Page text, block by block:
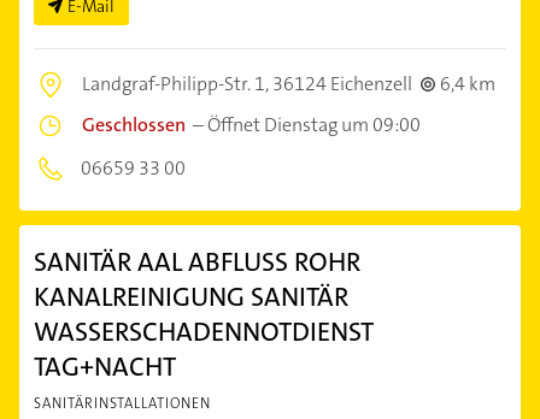
E-Mail
Landgraf-Philipp-Str. 1,36124 Eichenzell
6,4 km
Geschlossen –Öffnet Dienstag um 09:00
06659 33 00
SANITÄR AAL ABFLUSS ROHR
KANALREINIGUNG SANITÄR
WASSERSCHADENNOTDIENST
TAG+NACHT
SANITÄRINSTALLATIONEN